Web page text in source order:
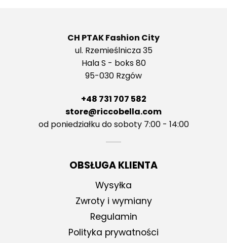
CH PTAK Fashion City
ul. Rzemieślnicza 35
Hala S - boks 80
95-030 Rzgów
+48 731 707 582
store@riccobella.com
od poniedziałku do soboty 7:00 - 14:00
OBSŁUGA KLIENTA
Wysyłka
Zwroty i wymiany
Regulamin
Polityka prywatności